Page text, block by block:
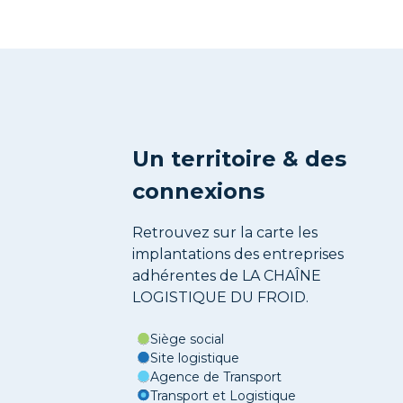
Un territoire & des
connexions
Retrouvez sur la carte les
implantations des entreprises
adhérentes de LA CHAÎNE
LOGISTIQUE DU FROID.
Siège social
Site logistique
Agence de Transport
Transport et Logistique